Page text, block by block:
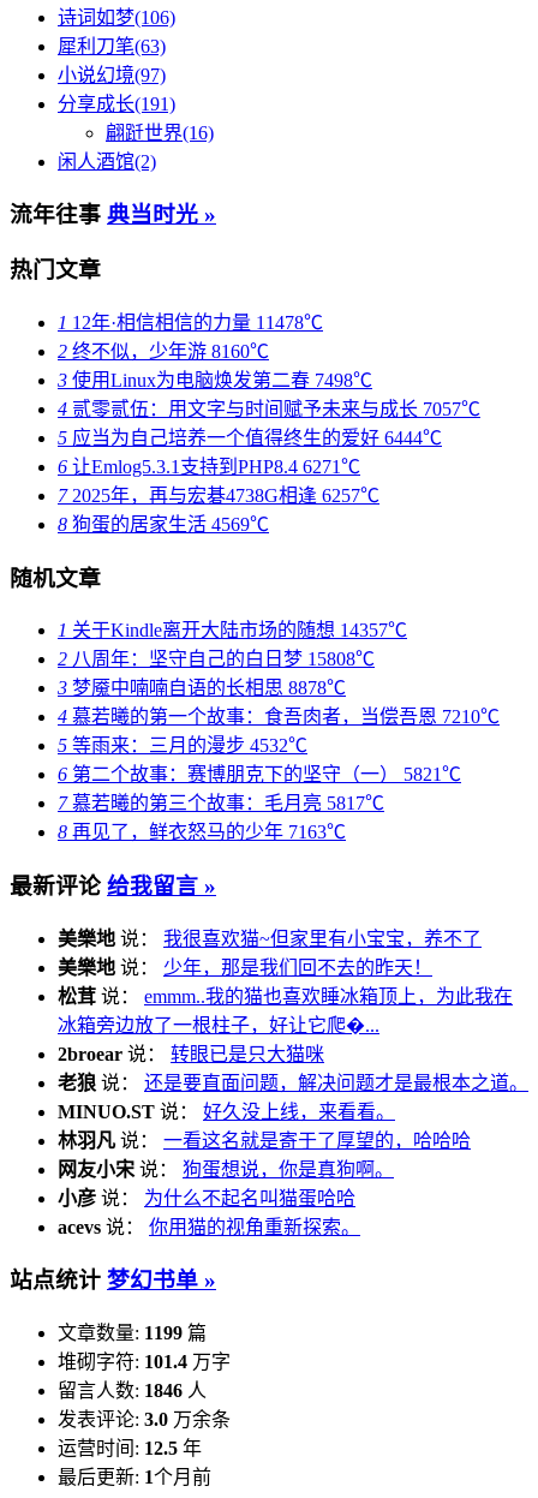
诗词如梦(106)
犀利刀笔(63)
小说幻境(97)
分享成长(191)
翩跹世界(16)
闲人酒馆(2)
流年往事 典当时光 »
热门文章
1 12年·相信相信的力量 11478℃
2 终不似，少年游 8160℃
3 使用Linux为电脑焕发第二春 7498℃
4 贰零贰伍：用文字与时间赋予未来与成长 7057℃
5 应当为自己培养一个值得终生的爱好 6444℃
6 让Emlog5.3.1支持到PHP8.4 6271℃
72025年，再与宏碁4738G相逢 6257℃
8 狗蛋的居家生活 4569℃
随机文章
1 关于Kindle离开大陆市场的随想 14357℃
2 八周年：坚守自己的白日梦 15808℃
3 梦魇中喃喃自语的长相思 8878℃
4 慕若曦的第一个故事：食吾肉者，当偿吾恩 7210℃
5 等雨来：三月的漫步 4532℃
6 第二个故事：赛博朋克下的坚守（一） 5821℃
7慕若曦的第三个故事：毛月亮 5817℃
8 再见了，鲜衣怒马的少年 7163℃
最新评论 给我留言 »
美樂地 说： 我很喜欢猫~但家里有小宝宝，养不了
美樂地 说： 少年，那是我们回不去的昨天！
松茸 说： emmm..我的猫也喜欢睡冰箱顶上，为此我在
冰箱旁边放了一根柱子，好让它爬�...
2broear 说： 转眼已是只大猫咪
老狼 说： 还是要直面问题，解决问题才是最根本之道。
MINUO.ST 说： 好久没上线，来看看。
林羽凡 说： 一看这名就是寄于了厚望的，哈哈哈
网友小宋 说： 狗蛋想说，你是真狗啊。
小彦 说： 为什么不起名叫猫蛋哈哈
acevs 说： 你用猫的视角重新探索。
站点统计 梦幻书单 »
文章数量: 1199 篇
堆砌字符: 101.4 万字
留言人数: 1846 人
发表评论: 3.0 万余条
运营时间: 12.5 年
最后更新: 1个月前